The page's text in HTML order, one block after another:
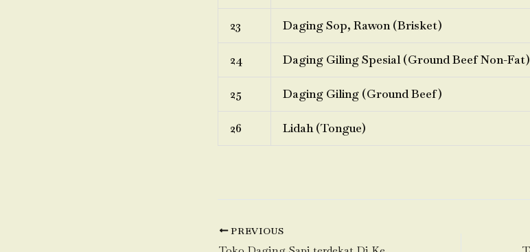
23 Daging Sop, Rawon (Brisket)
24 Daging Giling Spesial (Ground Beef Non-Fat)
25 Daging Giling (Ground Beef)
26 Lidah (Tongue)
PREVIOUS